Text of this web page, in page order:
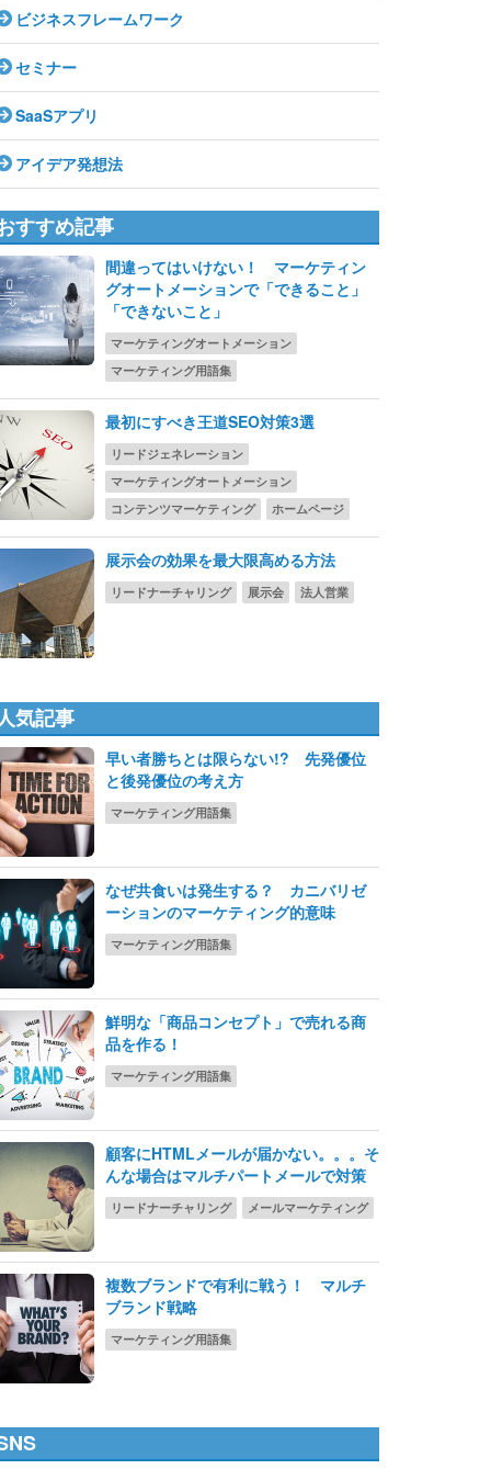
ビジネスフレームワーク
セミナー
SaaSアプリ
アイデア発想法
すすめ記事
間違ってはいけない！ マーケティン
グオートメーションで「できること」
「できないこと」
マーケティングオートメーション
マーケティング用語集
最初にすべき王道SEO対策3選
リードジェネレーション
マーケティングオートメーション
コンテンツマーケティング
ホームページ
展示会の効果を最大限高める方法
リードナーチャリング 展示会 法人営業
気記事
早い者勝ちとは限らない!? 先発優位
と後発優位の考え方
マーケティング用語集
なぜ共食いは発生する？ カニバリゼ
ーションのマーケティング的意味
マーケティング用語集
鮮明な「商品コンセプト」で売れる商
品を作る！
マーケティング用語集
顧客にHTMLメールが届かない。。。そ
んな場合はマルチパートメールで対策
リードナーチャリング メールマーケティング
複数ブランドで有利に戦う！ マルチ
ブランド戦略
マーケティング用語集